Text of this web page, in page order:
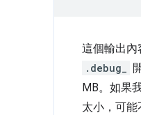
這個輸出
.debug_
MB。如果
太小，可